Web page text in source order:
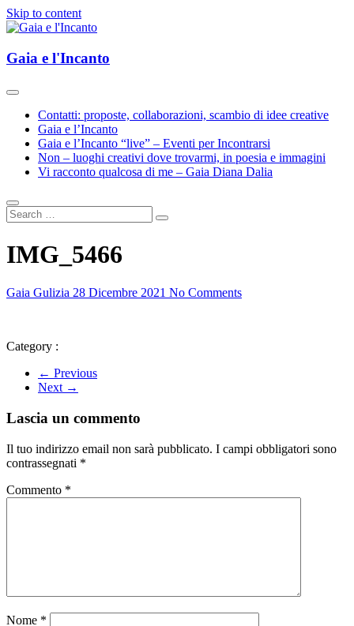
Skip to content
Gaia e l'Incanto
Gaia e l'Incanto
Contatti: proposte, collaborazioni, scambio di idee creative
Gaia e l’Incanto
Gaia e l’Incanto “live” – Eventi per Incontrarsi
Non – luoghi creativi dove trovarmi, in poesia e immagini
Vi racconto qualcosa di me – Gaia Diana Dalia
IMG_5466
Gaia Gulizia 28 Dicembre 2021 No Comments
Category :
← Previous
Next →
Lascia un commento
Il tuo indirizzo email non sarà pubblicato. I campi obbligatori sono
contrassegnati *
Commento *
Nome *